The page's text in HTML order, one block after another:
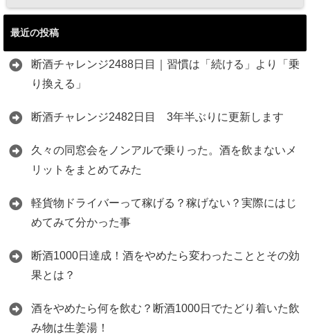
最近の投稿
断酒チャレンジ2488日目｜習慣は「続ける」より「乗
り換える」
断酒チャレンジ2482日目 3年半ぶりに更新します
久々の同窓会をノンアルで乗りった。酒を飲まないメ
リットをまとめてみた
軽貨物ドライバーって稼げる？稼げない？実際にはじ
めてみて分かった事
断酒1000日達成！酒をやめたら変わったこととその効
果とは？
酒をやめたら何を飲む？断酒1000日でたどり着いた飲
み物は生姜湯！